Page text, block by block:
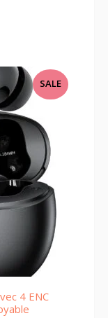
SALEPRODUCT
ON
4 ENC